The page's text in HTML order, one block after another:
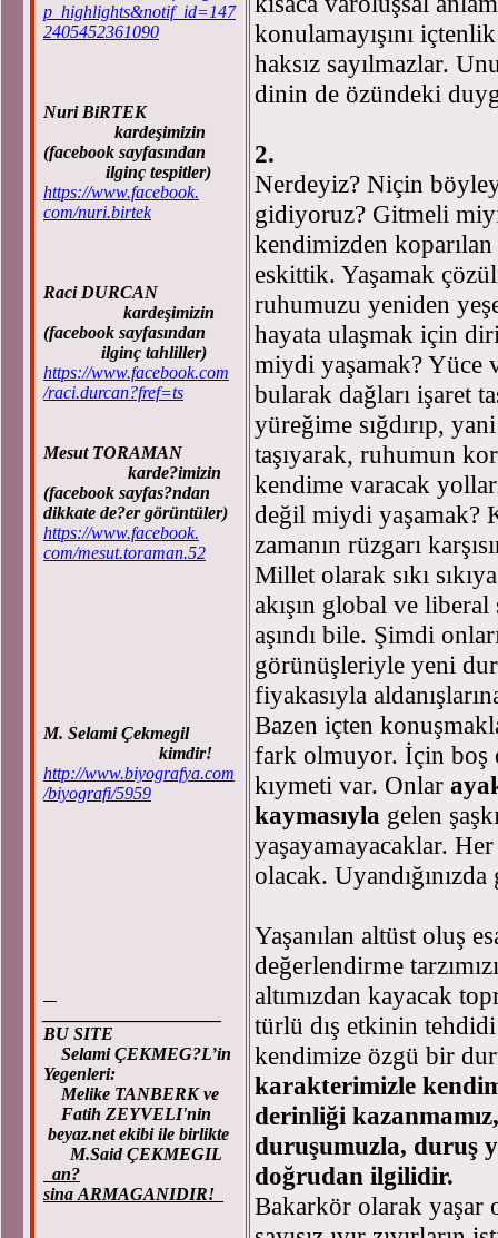
p_highlights&notif_id=147
2405452361090
Nuri BiRTEK
kardeşimizin
(facebook sayfasından
ilginç tespitler)
https://www.facebook.
com/nuri.birtek
Raci DURCAN
kardeşimizin
(facebook sayfasından
ilginç tahliller)
https://www.facebook.com
/raci.durcan?fref=ts
Mesut TORAMAN
karde?imizin
(facebook sayfas?ndan
dikkate de?er görüntüler)
https://www.facebook.
com/mesut.toraman.52
M. Selami Çekmegil
kimdir!
http://www.biyografya.com
/biyografi/5959
BU SITE
Selami ÇEKMEG?L’in
Yegenleri:
Melike TANBERK ve
Fatih ZEYVELI'nin
beyaz.net ekibi ile birlikte
M.Said ÇEKMEGIL
an?
sina ARMAGANIDIR!
konulamayışını
haksız sayılmazlar.
dinin de özündeki
2.
Nerdeyiz? Niçin
gidiyoruz? Gitmeli
kendimizden
eskittik. Yaşamak
ruhumuzu yeniden
hayata ulaşmak için
miydi yaşamak? Yüce
bularak dağları işaret
yüreğime sığdırıp,
taşıyarak, ruhumun
kendime varacak
değil miydi yaşamak?
zamanın rüzgarı
Millet olarak sıkı
akışın global ve
aşındı bile. Şimdi
görünüşleriyle yeni
fiyakasıyla
Bazen içten
fark olmuyor. İçin boş
kıymeti var. Onlar
kaymasıyla gelen
yaşayamayacaklar. Her
olacak.
Yaşanılan altüst oluş
değerlendirme
altımızdan kayacak
türlü dış etkinin
kendimize özgü bir
karakterimizle
derinliği
duruşumuzla, duruş
doğrudan ilgilidir.
Bakarkör olarak